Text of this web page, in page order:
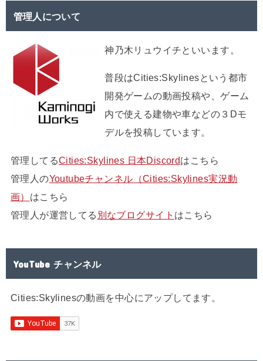
管理人について
神乃木リュウイチといいます。
普段はCities:Skylinesという都市
開発ゲームの動画投稿や、ゲーム
内で使える建物や車などの３Dモ
デルを投稿しています。
管理してるCities:Skylines 日本Discordはこちら
管理人のYoutubeチャンネル（Cities:Skylines実況動
画） はこちら
管理人が運営してる 別なブログサイト はこちら
YouTube チャンネル
Cities:Skylinesの動画を中心にアップしてます。